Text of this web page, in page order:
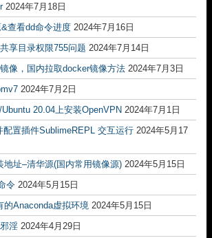
2024年7月18日
查看dd命令进度 2024年7月16日
享目录权限755问题 2024年7月14日
像，国内拉取docker镜像方法 2024年7月3日
2024年7月2日
20.04上安装OpenVPN 2024年7月1日
配置插件SublimeREPL 交互运行 2024年5月17
地址–清华源(国内常用镜像源) 2024年5月15日
令 2024年5月15日
Anaconda虚拟环境 2024年5月15日
淫 2024年4月29日